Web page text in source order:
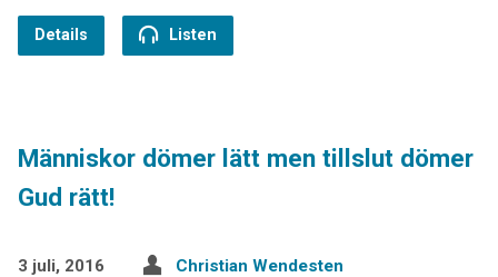
Details Listen
Människor dömer lätt men tillslut dömer
Gud rätt!
3 juli, 2016 Christian Wendesten